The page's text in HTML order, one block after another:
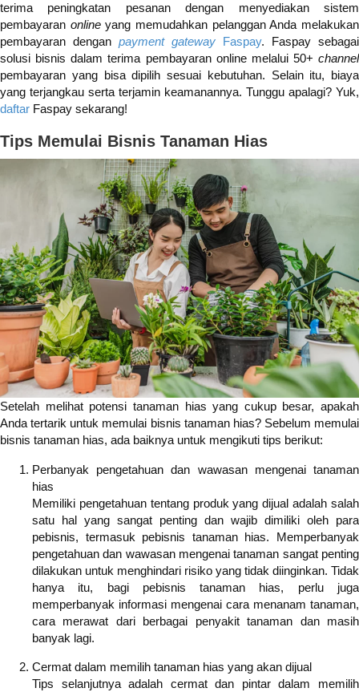
terima peningkatan pesanan dengan menyediakan sistem
pembayaran onlineyang memudahkan pelanggan Anda melakukan
pembayaran dengan payment gateway Faspay. Faspay sebagai
solusi bisnis dalam terima pembayaran online melalui 50+ channel
pembayaran yang bisa dipilih sesuai kebutuhan. Selain itu, biaya
yang terjangkau serta terjamin keamanannya. Tunggu apalagi? Yuk,
daftar Faspay sekarang!
Tips Memulai Bisnis Tanaman Hias
Setelah melihat potensi tanaman hias yang cukup besar, apakah
Anda tertarik untuk memulai bisnis tanaman hias? Sebelum memulai
bisnis tanaman hias, ada baiknya untuk mengikuti tips berikut:
Perbanyak pengetahuan dan wawasan mengenai tanaman
hias
Memiliki pengetahuan tentang produk yang dijual adalah salah
satu hal yang sangat penting dan wajib dimiliki oleh para
pebisnis, termasuk pebisnis tanaman hias. Memperbanyak
pengetahuan dan wawasan mengenai tanaman sangat penting
dilakukan untuk menghindari risiko yang tidak diinginkan. Tidak
hanya itu, bagi pebisnis tanaman hias, perlu juga
memperbanyak informasi mengenai cara menanam tanaman,
cara merawat dari berbagai penyakit tanaman dan masih
banyak lagi.
Cermat dalam memilih tanaman hias yang akan dijual
Tips selanjutnya adalah cermat dan pintar dalam memilih